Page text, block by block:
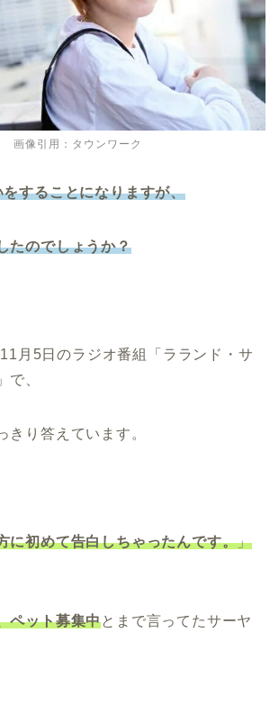
画像引用：タウンワーク
することになりますが、
たのでしょうか？
月5日のラジオ番組「ラランド・サ
で、
きり答えています。
に初めて告白しちゃったんです。」
ペット募集中とまで言ってたサーヤ